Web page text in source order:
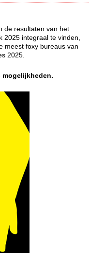
de resultaten van het
2025 integraal te vinden,
meest foxy bureaus van
2025.
mogelijkheden.